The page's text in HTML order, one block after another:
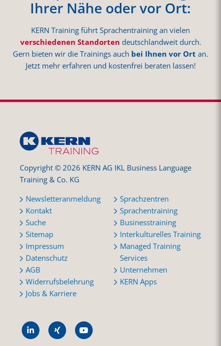
Ihrer Nähe oder vor Ort:
KERN Training führt Sprachentraining an vielen
verschiedenen Standorten deutschlandweit durch.
Gern bieten wir die Trainings auch bei Ihnen vor Ort an.
Jetzt mehr erfahren und kostenfrei beraten lassen!
Copyright © 2026 KERN AG IKL Business Language
Training & Co. KG
Newsletteranmeldung
Kontakt
Suche
Sitemap
Impressum
Datenschutz
AGB
Widerrufsbelehrung
Jobs & Karriere
Sprachzentren
Sprachentraining
Businesstraining
Interkulturelles Training
Managed Training
Services
Unternehmen
KERN Apps